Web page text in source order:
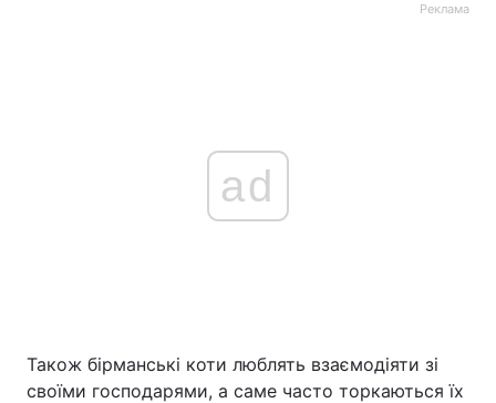
Реклама
ad
Також бірманські коти люблять взаємодіяти зі
своїми господарями, а саме часто торкаються їх